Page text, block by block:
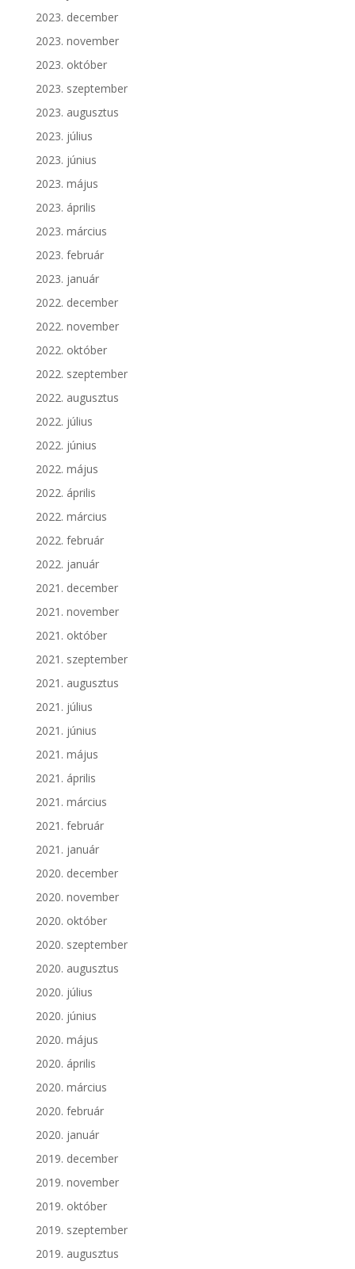
2023. december
2023. november
2023. október
2023. szeptember
2023. augusztus
2023. július
2023. június
2023. május
2023. április
2023. március
2023. február
2023. január
2022. december
2022. november
2022. október
2022. szeptember
2022. augusztus
2022. július
2022. június
2022. május
2022. április
2022. március
2022. február
2022. január
2021. december
2021. november
2021. október
2021. szeptember
2021. augusztus
2021. július
2021. június
2021. május
2021. április
2021. március
2021. február
2021. január
2020. december
2020. november
2020. október
2020. szeptember
2020. augusztus
2020. július
2020. június
2020. május
2020. április
2020. március
2020. február
2020. január
2019. december
2019. november
2019. október
2019. szeptember
2019. augusztus